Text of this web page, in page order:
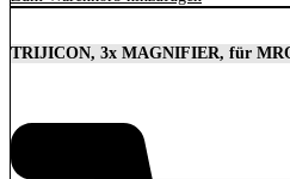
TRIJICON, 3x MAGNIFIER, für